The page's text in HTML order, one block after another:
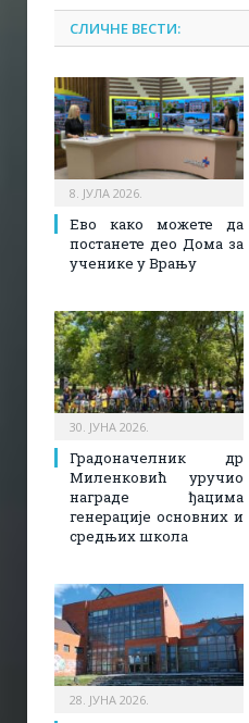
СЛИЧНЕ ВЕСТИ:
8. ЈУЛА 2026.
Ево како можете да
постанете део Дома за
ученике у Врању
30. ЈУНА 2026.
Градоначелник др
Миленковић уручио
награде ђацима
генерације основних и
средњих школа
28. ЈУНА 2026.